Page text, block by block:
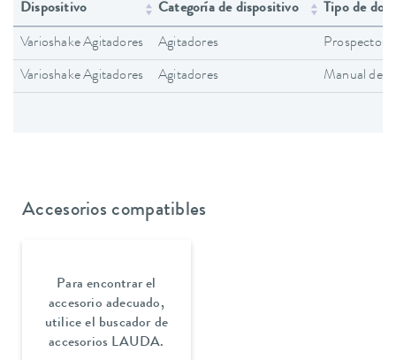
Dispositivo Categoría de dispositivo Tipo de
Varioshake Agitadores Agitadores Prospectos
Varioshake Agitadores Agitadores Manual de
Accesorios compatibles
Para encontrar el
accesorio adecuado,
utilice el buscador de
accesorios LAUDA.